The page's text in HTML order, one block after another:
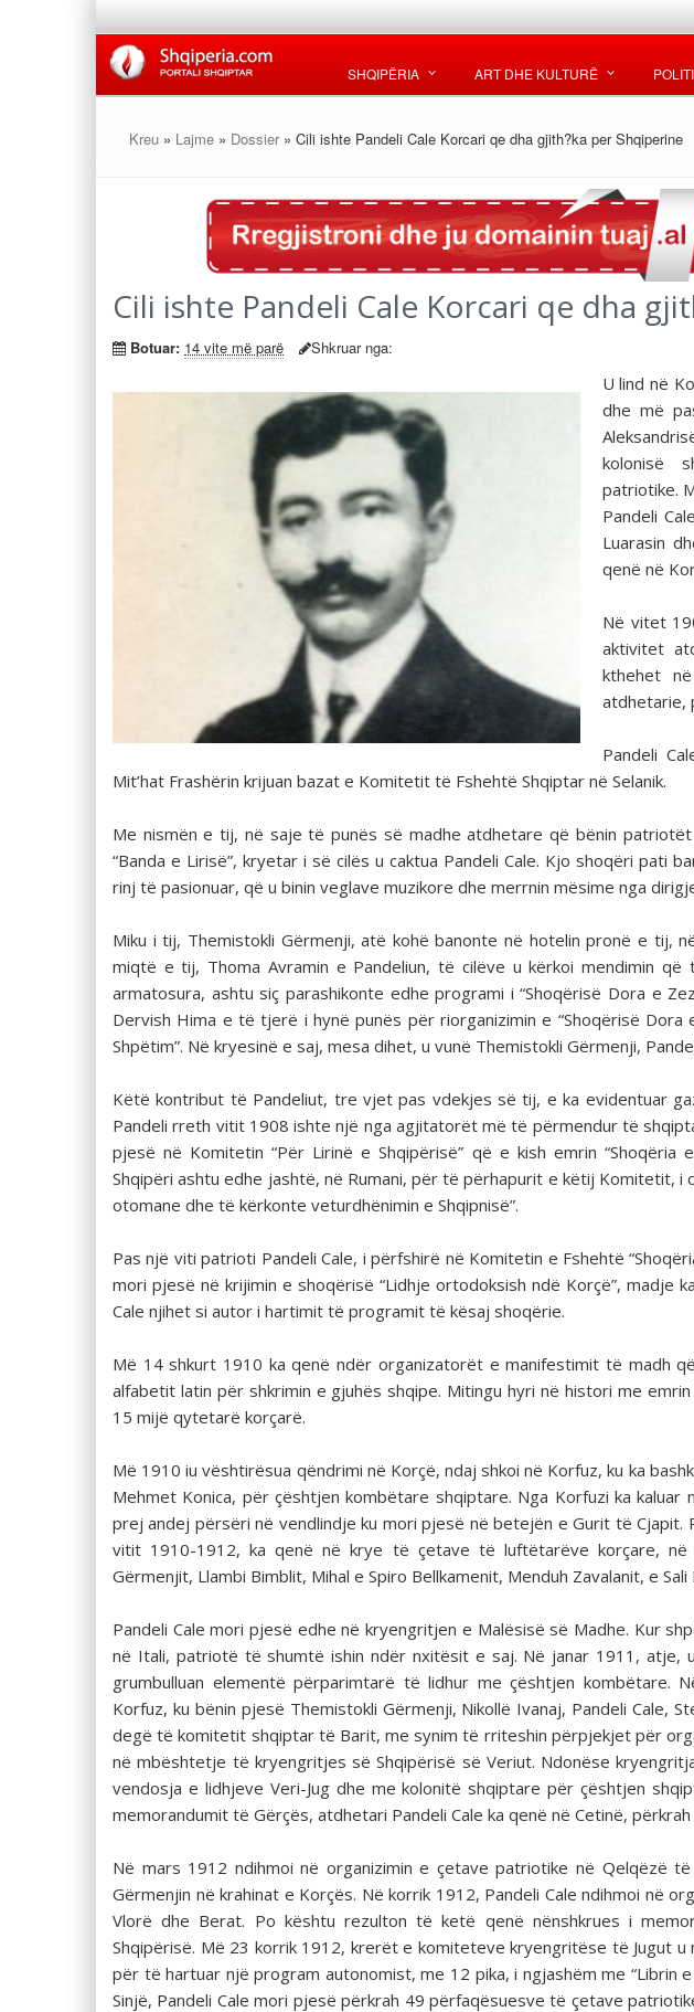
SHQIPËRIA ART DHE KULTURË
Kreu » Lajme » Dossier » Cili ishte Pandeli Cale Korcari qe dha gjith?ka per Shqiperine
Cili ishte Pandeli Cale Korcari qe dha
Botuar: 14 vite më parë Shkruar nga:
U lind në
dhe më
kolonisë
patriotike.
Pandeli
Luarasin
qenë në
Në vitet
aktivitet
kthehet
atdhetarie,
Pandeli
Mit’hat Frashërin krijuan bazat e Komitetit të Fshehtë Shqiptar në Selanik.
Me nismën e tij, në saje të punës së madhe atdhetare që bënin
“Banda e Lirisë”, kryetar i së cilës u caktua Pandeli Cale. Kjo shoqëri pati
rinj të pasionuar, që u binin veglave muzikore dhe merrnin mësime nga
Miku i tij, Themistokli Gërmenji, atë kohë banonte në hotelin pronë e tij,
miqtë e tij, Thoma Avramin e Pandeliun, të cilëve u kërkoi mendimin
armatosura, ashtu siç parashikonte edhe programi i “Shoqërisë Dora e
Dervish Hima e të tjerë i hynë punës për riorganizimin e “Shoqërisë Dora
Shpëtim”. Në kryesinë e saj, mesa dihet, u vunë Themistokli Gërmenji,
Këtë kontribut të Pandeliut, tre vjet pas vdekjes së tij, e ka evidentuar
Pandeli rreth vitit 1908 ishte një nga agjitatorët më të përmendur të
pjesë në Komitetin “Për Lirinë e Shqipërisë” që e kish emrin “Shoqëria
Shqipëri ashtu edhe jashtë, në Rumani, për të përhapurit e këtij Komitetit, i
otomane dhe të kërkonte veturdhënimin e Shqipnisë”.
Pas një viti patrioti Pandeli Cale, i përfshirë në Komitetin e Fshehtë
mori pjesë në krijimin e shoqërisë “Lidhje ortodoksish ndë Korçë”, madje
Cale njihet si autor i hartimit të programit të kësaj shoqërie.
Më 14 shkurt 1910 ka qenë ndër organizatorët e manifestimit të madh
alfabetit latin për shkrimin e gjuhës shqipe. Mitingu hyri në histori me
15 mijë qytetarë korçarë.
Më 1910 iu vështirësua qëndrimi në Korçë, ndaj shkoi në Korfuz, ku ka
Mehmet Konica, për çështjen kombëtare shqiptare. Nga Korfuzi ka kaluar
prej andej përsëri në vendlindje ku mori pjesë në betejën e Gurit të Cjapit.
vitit 1910-1912, ka qenë në krye të çetave të luftëtarëve korçare, në
Gërmenjit, Llambi Bimblit, Mihal e Spiro Bellkamenit, Menduh Zavalanit, e
Pandeli Cale mori pjesë edhe në kryengritjen e Malësisë së Madhe. Kur
në Itali, patriotë të shumtë ishin ndër nxitësit e saj. Në janar 1911, atje,
grumbulluan elementë përparimtarë të lidhur me çështjen kombëtare.
Korfuz, ku bënin pjesë Themistokli Gërmenji, Nikollë Ivanaj, Pandeli Cale,
degë të komitetit shqiptar të Barit, me synim të rriteshin përpjekjet për
në mbështetje të kryengritjes së Shqipërisë së Veriut. Ndonëse
vendosja e lidhjeve Veri-Jug dhe me kolonitë shqiptare për çështjen
memorandumit të Gërçës, atdhetari Pandeli Cale ka qenë në Cetinë,
Në mars 1912 ndihmoi në organizimin e çetave patriotike në Qelqëzë
Gërmenjin në krahinat e Korçës. Në korrik 1912, Pandeli Cale ndihmoi në
Vlorë dhe Berat. Po kështu rezulton të ketë qenë nënshkrues i
Shqipërisë. Më 23 korrik 1912, krerët e komiteteve kryengritëse të Jugut
për të hartuar një program autonomist, me 12 pika, i ngjashëm me “Librin
Sinjë, Pandeli Cale mori pjesë përkrah 49 përfaqësuesve të çetave